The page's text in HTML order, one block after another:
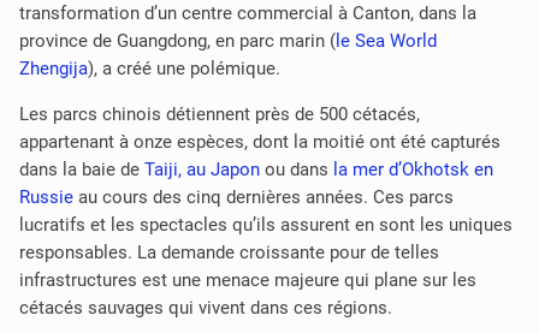
transformation d’un centre commercial à Canton, dans la
province de Guangdong, en parc marin ( le Sea World
Zhengija), a créé une polémique.
Les parcs chinois détiennent près de 500 cétacés,
appartenant à onze espèces, dont la moitié ont été capturés
dans la baie deTaiji, au Japon ou dans la mer d’Okhotsk en
Russie au cours des cinq dernières années. Ces parcs
lucratifs et les spectacles qu’ils assurent en sont les uniques
responsables. La demande croissante pour de telles
infrastructures est une menace majeure qui plane sur les
cétacés sauvages qui vivent dans ces régions.